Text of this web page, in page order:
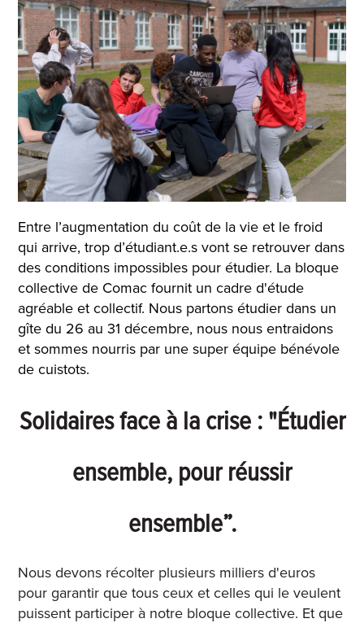
Entre l’augmentation du coût de la vie et le froid
qui arrive, trop d’étudiant.e.s vont se retrouver dans
des conditions impossibles pour étudier. La bloque
collective de Comac fournit un cadre d'étude
agréable et collectif. Nous partons étudier dans un
gîte du 26 au 31 décembre, nous nous entraidons
et sommes nourris par une super équipe bénévole
de cuistots.
Solidaires face à la crise : "Étudier
ensemble, pour réussir
ensemble”.
Nous devons récolter plusieurs milliers d'euros
pour garantir que tous ceux et celles qui le veulent
puissent participer à notre bloque collective. Et que